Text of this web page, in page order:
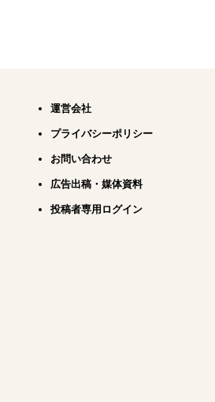
運営会社
プライバシーポリシー
お問い合わせ
広告出稿・媒体資料
投稿者専用ログイン